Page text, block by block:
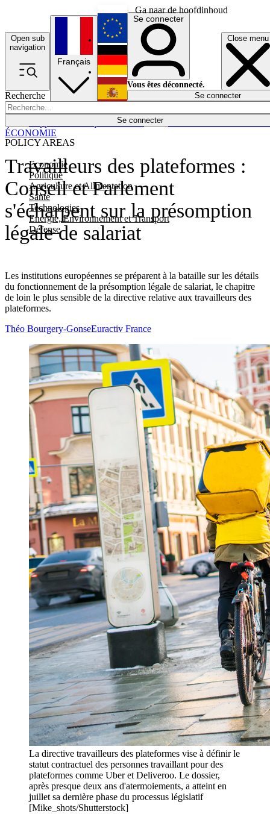
Ga naar de hoofdinhoud
Open sub
navigation
Close menu
Recherche
Se connecter
POLICY AREAS
Economie
Politique
Agriculture et Alimentation
Santé
Technologies
Energie, Environnement et Transport
Défense
Économie
Français
English
Deutsch
Español
Se connecter
Vous êtes déconnecté.
Se connecter
Travailleurs des plateformes :
Conseil et Parlement
s'écharpent sur la présomption
légale de salariat
Les institutions européennes se préparent à la bataille sur les détails
du fonctionnement de la présomption légale de salariat, le chapitre
de loin le plus sensible de la directive relative aux travailleurs des
plateformes.
ÉCONOMIE
Théo Bourgery-GonseEuractiv France
La directive travailleurs des plateformes vise à définir le
statut contractuel des personnes travaillant pour des
plateformes comme Uber et Deliveroo. Le dossier,
après presque deux ans d'atermoiements, a atteint en
juillet sa dernière phase du processus législatif
[Mike_shots/Shutterstock]